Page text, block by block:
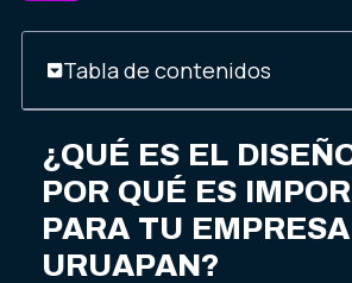
Tabla de contenidos
¿QUÉ ES EL
POR QUÉ ES
PARA TU
URUAPAN?